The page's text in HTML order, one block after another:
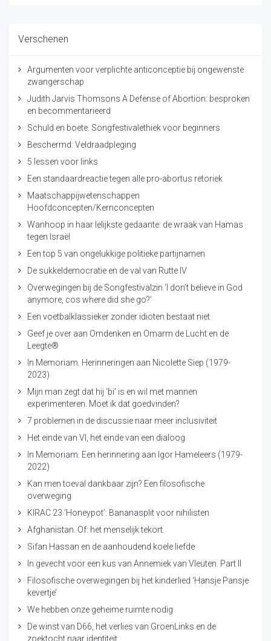
Verschenen
Argumenten voor verplichte anticonceptie bij ongewenste
zwangerschap
Judith Jarvis Thomsons A Defense of Abortion: besproken
en becommentarieerd
Schuld en boete. Songfestivalethiek voor beginners
Beschermd: Veldraadpleging
5 lessen voor links
Een standaardreactie tegen alle pro-abortus retoriek
Maatschappijwetenschappen
Hoofdconcepten/Kernconcepten
Wanhoop in haar lelijkste gedaante: de wraak van Hamas
tegen Israël
Een top 5 van ongelukkige politieke partijnamen
De sukkeldemocratie en de val van Rutte IV
Overwegingen bij de Songfestivalzin ‘I don’t believe in God
anymore, cos where did she go?’
Een voetbalklassieker zonder idioten bestaat niet
Geef je over aan Omdenken en Omarm de Lucht en de
Leegte®
In Memoriam. Herinneringen aan Nicolette Siep (1979-
2023)
Mijn man zegt dat hij ‘bi’ is en wil met mannen
experimenteren. Moet ik dat goedvinden?
7 problemen in de discussie naar meer inclusiviteit
Het einde van VI, het einde van een dialoog
In Memoriam. Een herinnering aan Igor Hameleers (1979-
2022)
Kan men toeval dankbaar zijn? Een filosofische
overweging
KIRAC 23 ‘Honeypot’: Bananasplit voor nihilisten
Afghanistan. Of: het menselijk tekort.
Sifan Hassan en de aanhoudend koele liefde
In gevecht voor een kus van Annemiek van Vleuten. Part II
Filosofische overwegingen bij het kinderlied ‘Hansje Pansje
kevertje’
We hebben onze geheime ruimte nodig
De winst van D66, het verlies van GroenLinks en de
zoektocht naar identiteit